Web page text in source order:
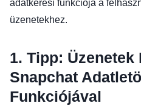
adatkérési funkciója a
üzenetekhez.
1. Tipp:
Snapchat
Funkciójával